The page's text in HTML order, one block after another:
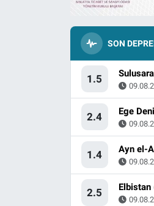
SON
1.5
2.4 Ege
1.4
2.5 Elbistan